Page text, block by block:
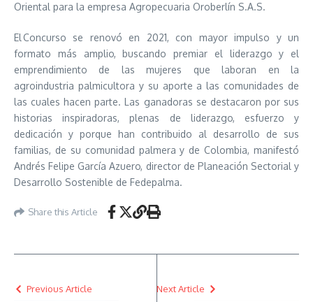
Oriental para la empresa Agropecuaria Oroberlín S.A.S.
El Concurso se renovó en 2021, con mayor impulso y un
formato más amplio, buscando premiar el liderazgo y el
emprendimiento de las mujeres que laboran en la
agroindustria palmicultora y su aporte a las comunidades de
las cuales hacen parte. Las ganadoras se destacaron por sus
historias inspiradoras, plenas de liderazgo, esfuerzo y
dedicación y porque han contribuido al desarrollo de sus
familias, de su comunidad palmera y de Colombia, manifestó
Andrés Felipe García Azuero, director de Planeación Sectorial y
Desarrollo Sostenible de Fedepalma.
Share this Article
Previous Article Next Article